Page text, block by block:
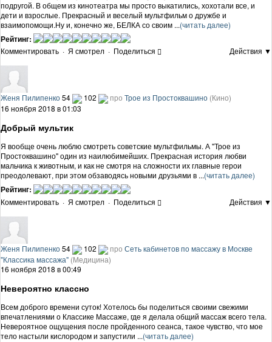
подругой. В общем из кинотеатра мы просто выкатились, хохотали все, и
дети и взрослые. Прекрасный и веселый мультфильм о дружбе и
взаимопомощи.Ну и, конечно же, БЕЛКА со своим ...(читать далее)
Рейтинг:
Комментировать · Я смотрел · Поделиться Действия ▼
Женя Пилипенко54 102 про Трое из Простоквашино (Кино)
16 ноября 2018 в 01:03
Добрый мультик
Я вообще очень люблю смотреть советские мультфильмы. А "Трое из
Простоквашино" один из наилюбимейших. Прекрасная история любви
мальчика к животным, и как не смотря на сложности их главные герои
преодолевают, при этом обзаводясь новыми друзьями в ...(читать далее)
Рейтинг:
Комментировать · Я смотрел · Поделиться Действия ▼
Женя Пилипенко54 102 про Сеть кабинетов по массажу в Москве
"Классика массажа" (Медицина)
16 ноября 2018 в 00:49
Невероятно классно
Всем доброго времени суток! Хотелось бы поделиться своими свежими
впечатлениями о Классике Массаже, где я делала общий массаж всего тела.
Невероятное ощущения после пройденного сеанса, такое чувство, что мое
тело настыли кислородом и запустили ...(читать далее)